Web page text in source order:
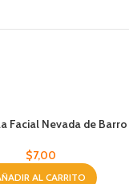
Facial Nevada de Barro
$7,00
AL CARRITO